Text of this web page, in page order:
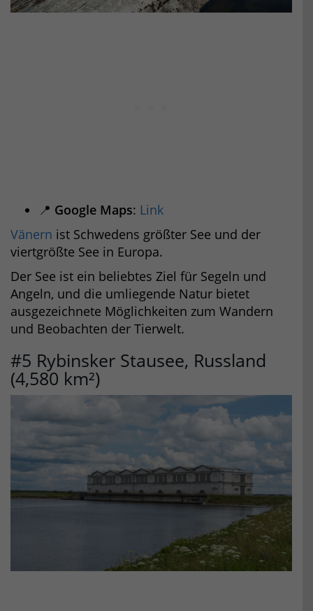
📍 Google Maps: Link
Vänern ist Schwedens größter See und der
viertgrößte See in Europa.
Der See ist ein beliebtes Ziel für Segeln und
Angeln, und die umliegende Natur bietet
ausgezeichnete Möglichkeiten zum Wandern
und Beobachten der Tierwelt.
#5 Rybinsker Stausee, Russland
(4,580 km²)